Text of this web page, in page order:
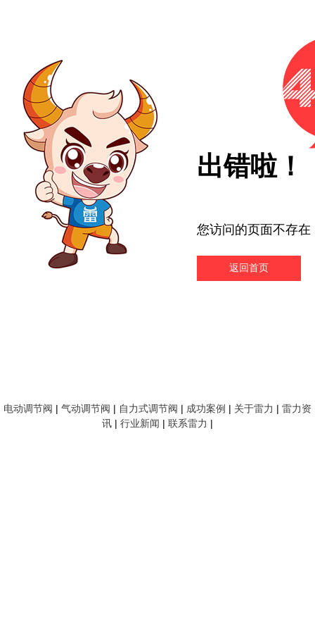
出错啦！
您访问的页面不存在
返回首页
电动调节阀 | 气动调节阀 | 自力式调节阀 | 成功案例 | 关于雷力 | 雷力资
讯 | 行业新闻 | 联系雷力 |